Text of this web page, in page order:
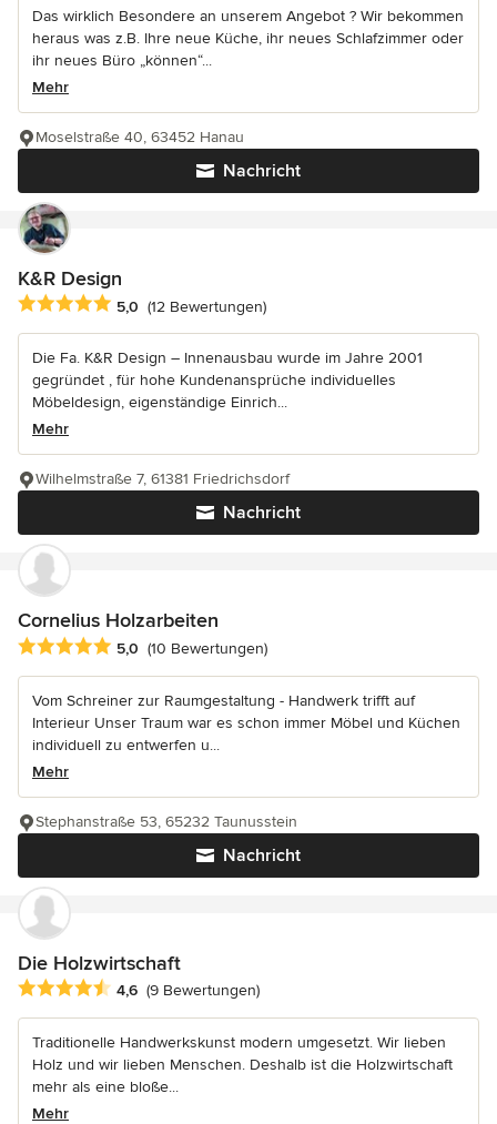
Das wirklich Besondere an unserem Angebot ? Wir bekommen
heraus was z.B. Ihre neue Küche, ihr neues Schlafzimmer oder
ihr neues Büro „können“...
Mehr
Nachricht
Moselstraße 40, 63452 Hanau
K&R Design
Durchschnittliche Bewertung: 5 von 5 Sternen
5,0 (12 Bewertungen)
Die Fa. K&R Design – Innenausbau wurde im Jahre 2001
gegründet , für hohe Kundenansprüche individuelles
Möbeldesign, eigenständige Einrich...
Mehr
Nachricht
Wilhelmstraße 7, 61381 Friedrichsdorf
Cornelius Holzarbeiten
Durchschnittliche Bewertung: 5 von 5 Sternen
5,0 (10 Bewertungen)
Vom Schreiner zur Raumgestaltung - Handwerk trifft auf
Interieur Unser Traum war es schon immer Möbel und Küchen
individuell zu entwerfen u...
Mehr
Nachricht
Stephanstraße 53, 65232 Taunusstein
Die Holzwirtschaft
Durchschnittliche Bewertung: 4.6 von 5 Sternen
4,6 (9 Bewertungen)
Traditionelle Handwerkskunst modern umgesetzt. Wir lieben
Holz und wir lieben Menschen. Deshalb ist die Holzwirtschaft
mehr als eine bloße...
Mehr